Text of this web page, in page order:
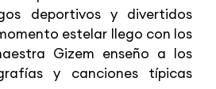
deportivos y divertidos
estelar llego con los
Gizem enseño a los
y canciones típicas